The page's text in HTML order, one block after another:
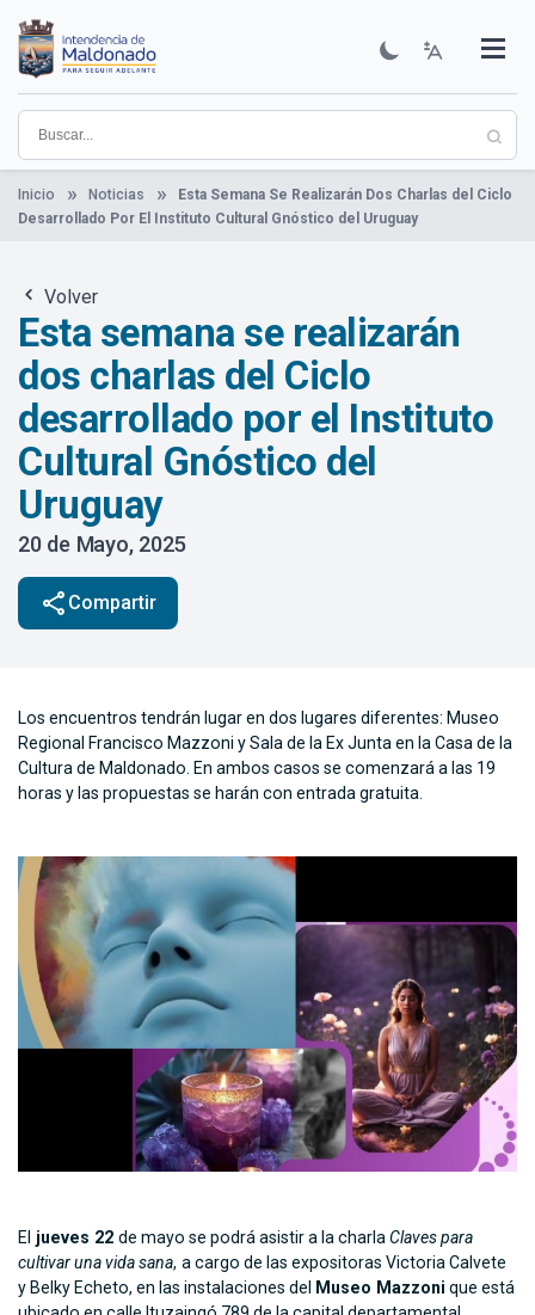
contenido
principal
Institucional
Municipios
Descubre Maldonado
Comunicación
Servicios
Guía De Trámites
Ver Noticias
Inicio Noticias
Esta Semana Se Realizarán Dos Charlas del Ciclo
Desarrollado Por El Instituto Cultural Gnóstico del Uruguay
Volver
Esta semana se realizarán
dos charlas del Ciclo
desarrollado por el Instituto
Cultural Gnóstico del
Uruguay
20 de Mayo, 2025
share Compartir
Los encuentros tendrán lugar en dos lugares diferentes: Museo
Regional Francisco Mazzoni y Sala de la Ex Junta en la Casa de la
Cultura de Maldonado. En ambos casos se comenzará a las 19
horas y las propuestas se harán con entrada gratuita.
El jueves 22 de mayo se podrá asistir a la charlaClaves para
cultivar una vida sana, a cargo de las expositoras Victoria Calvete
y Belky Echeto, en las instalaciones del
Museo Mazzoni que está